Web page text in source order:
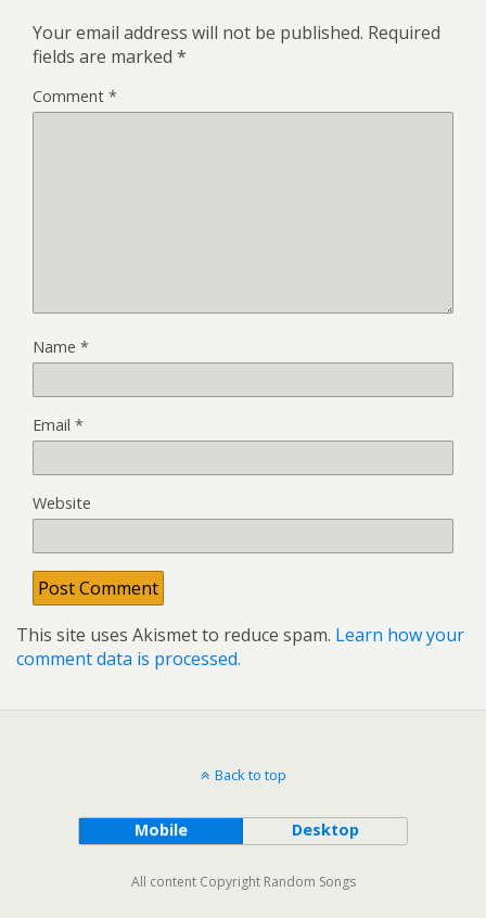
Your email address will not be published. Required
fields are marked *
Comment *
Name *
Email *
Website
This site uses Akismet to reduce spam. Learn how your
comment data is processed.
Back to top
Mobile Desktop
All content Copyright Random Songs